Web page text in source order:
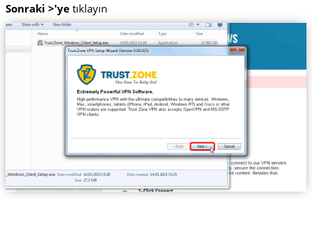
Sonraki >'yetıklayın